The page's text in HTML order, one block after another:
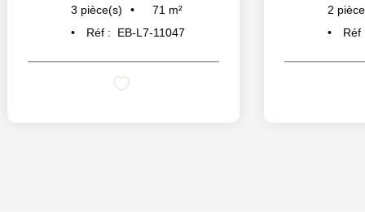
2pièce(s) 53m²
Réf : EB-L7-11226
3